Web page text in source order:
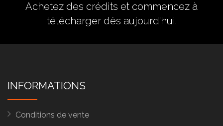
Achetez des crédits et commencez à
télécharger dès aujourd'hui.
INFORMATIONS
Conditions de vente